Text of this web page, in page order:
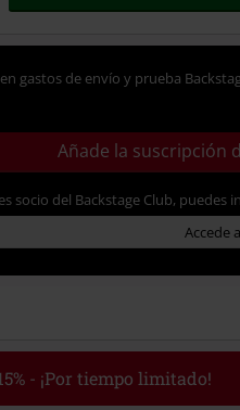
gastos de envío y prueba
Añade la suscripción
socio del Backstage Club, puedes
Accede
- ¡Por tiempo limitado!